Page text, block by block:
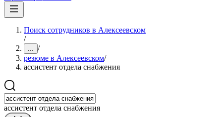
Поиск сотрудников в Алексеевском
/
... /
резюме в Алексеевском/
ассистент отдела снабжения
ассистент отдела снабжения